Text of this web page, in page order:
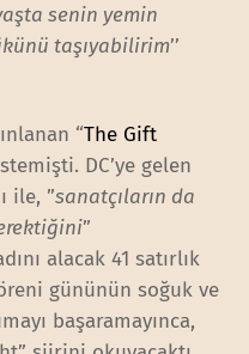
senin yemin
taşıyabilirim’’
“The Gift
DC’ye gelen
ile, ”sanatçıların da
”
alacak 41 satırlık
gününün soğuk ve
başaramayınca,